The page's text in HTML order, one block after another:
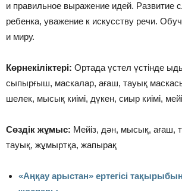
и правильное выражение идей. Развитие
ребенка, уважение к искусству речи.
и миру.
Көрнекіліктері: Ортада үстел үстінде
сыпырғыш, маскалар, ағаш, тауық
шелек, мысық киімі, дүкен, сиыр киімі,
Сөздік жұмыс: Мейіз, дән, мысық, ағаш,
тауық, жұмыртқа, жапырақ
«Аңқау арыстан» ертегісі